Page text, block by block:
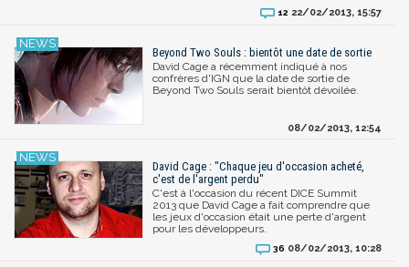
12 22/02/2013, 15:57
Beyond Two Souls : bientôt une date de sortie
David Cage a récemment indiqué à nos
confrères d'IGN que la date de sortie de
Beyond Two Souls serait bientôt dévoilée.
08/02/2013, 12:54
David Cage : "Chaque jeu d'occasion acheté,
c'est de l'argent perdu"
C'est à l'occasion du récent DICE Summit
2013 que David Cage a fait comprendre que
les jeux d'occasion était une perte d'argent
pour les développeurs.
36 08/02/2013, 10:28